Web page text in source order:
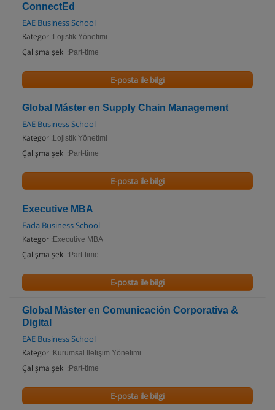
ConnectEd
EAE Business School
Kategori: Lojistik Yönetimi
Çalışma şekli: Part-time
E-posta ile bilgi
Global Máster en Supply Chain Management
EAE Business School
Kategori: Lojistik Yönetimi
Çalışma şekli: Part-time
E-posta ile bilgi
Executive MBA
Eada Business School
Kategori: Executive MBA
Çalışma şekli: Part-time
E-posta ile bilgi
Global Máster en Comunicación Corporativa &
Digital
EAE Business School
Kategori: Kurumsal İletişim Yönetimi
Çalışma şekli: Part-time
E-posta ile bilgi